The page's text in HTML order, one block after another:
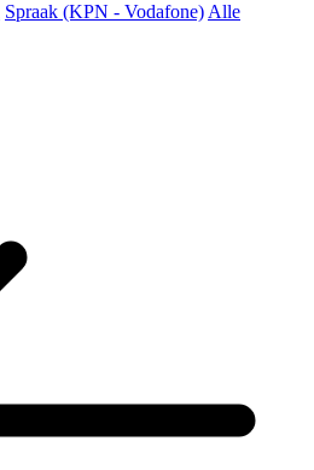
Spraak (KPN - Vodafone) Alle